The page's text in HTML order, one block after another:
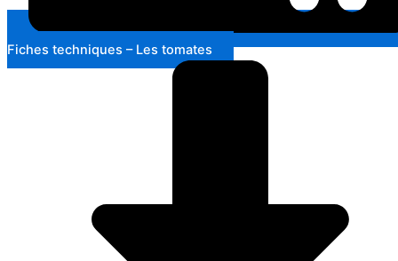
Fiches techniques – Les tomates